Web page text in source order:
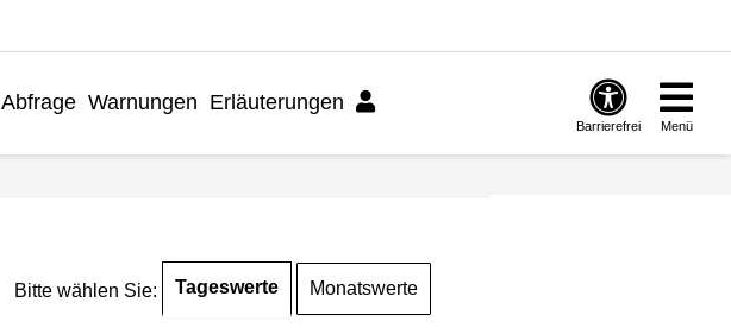
Abfrage Warnungen Erläuterungen
Barrierefrei Menü
Bitte wählen Sie: Tageswerte Monatswerte